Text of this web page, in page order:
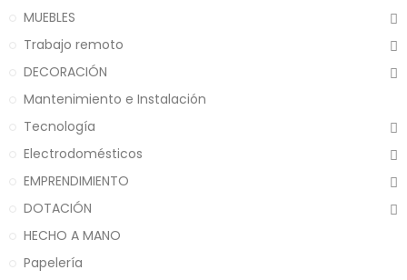
MUEBLES
Trabajo remoto
DECORACIÓN
Mantenimiento e Instalación
Tecnología
Electrodomésticos
EMPRENDIMIENTO
DOTACIÓN
HECHO A MANO
Papelería